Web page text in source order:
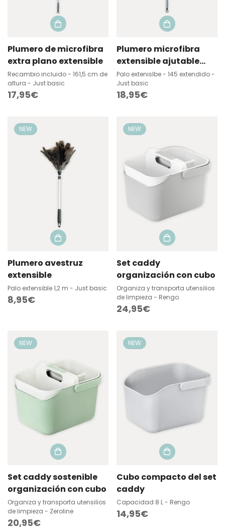
Plumero de microfibra
extra plano extensible
Recambio incluido - 161,5 cm de
altura - Just basic
Precio
17,95€
Plumero microfibra
extensible ajutable
180º
Palo extenislbe - 145 extendido -
Just basic
Precio
18,95€
NEW
Plumero avestruz
extensible
Palo extensible 1,2 m - Just basic
Precio
8,95€
NEW
Set caddy
organización con cubo
Organiza y transporta utensilios
de limpieza - Rengo
Precio
24,95€
NEW
Set caddy sostenible
organización con cubo
Organiza y transporta utensilios
de limpieza - Zeroline
Precio
20,95€
NEW
Cubo compacto del set
caddy
Capacidad 8 L - Rengo
Precio
14,95€